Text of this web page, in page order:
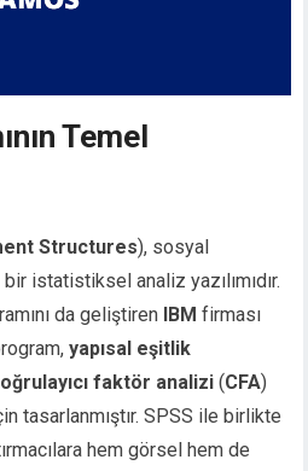
Temel
Structures), sosyal
istatistiksel analiz yazılımıdır.
da geliştiren IBM firması
yapısal eşitlik
faktör analizi (CFA)
tasarlanmıştır. SPSS ile birlikte
hem görsel hem de